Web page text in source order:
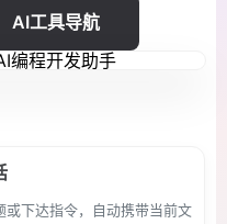
AI工具导航
或下达指令，自动携带当前文